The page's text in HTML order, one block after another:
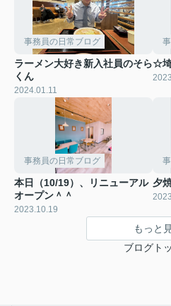
事務員の日常ブログ
ラーメン大好き新入社員のそら
くん
2024.01.11
☆
事務員の日常ブログ
本日（10/19）、リニューアル
オープン＾＾
2023.10.19
夕
もっと
ブログト